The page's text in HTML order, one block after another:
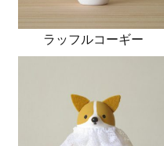
ラッフルコーギー